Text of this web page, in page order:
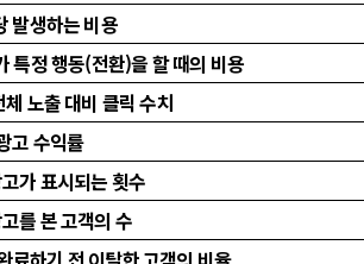
생하는 비용
정 행동(전환)을 할 때의 비용
노출 대비 클릭 수치
고 수익률
가 표시되는 횟수
를 본 고객의 수